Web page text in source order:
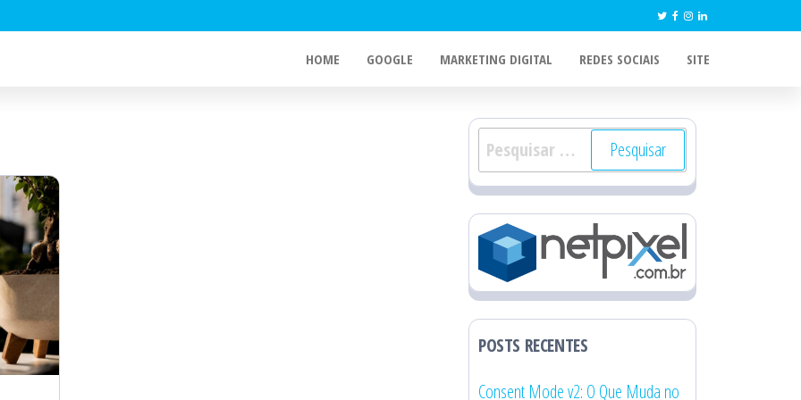
HOME GOOGLE MARKETING DIGITAL REDES SOCIAIS SITE
Pesquisar
por:
POSTS RECENTES
Consent Mode v2: O Que Muda no